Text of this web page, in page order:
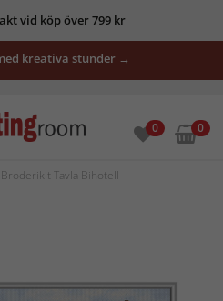
vid köp över 799 kr
kreativa stunder →
0 0
Broderikit Tavla Bihotell